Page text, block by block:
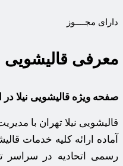
دارای مجــــوز
معرفی قالیشویی
صفحه ویژه قالیشویی نیلا در
قالیشویی نیلا تهران با
آماده ارائه کلیه خدمات
رسمی اتحادیه در